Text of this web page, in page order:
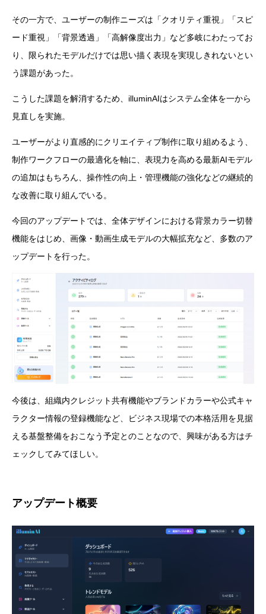
その一方で、ユーザーの制作ニーズは「クオリティ重視」「スピ
ード重視」「背景透過」「高解像度出力」など多岐にわたってお
り、限られたモデルだけでは思い描く表現を実現しきれないとい
う課題があった。
こうした課題を解消するため、illuminAIはシステム全体を一から
見直しを実施。
ユーザーがより直感的にクリエイティブ制作に取り組めるよう、
制作ワークフローの最適化を軸に、表現力を高める最新AIモデル
の追加はもちろん、操作性の向上・管理機能の強化などの継続的
な改善に取り組んでいる。
今回のアップデートでは、全体デザインにおける背景カラー切替
機能をはじめ、画像・動画生成モデルの大幅拡充など、多数のア
ップデートを行った。
今後は、組織内クレジット共有機能やブランドカラーや公式キャ
ラクター情報の登録機能など、ビジネス現場での本格活用を見据
える基盤整備をおこなう予定とのことなので、興味がある方はチ
ェックしてみてほしい。
アップデート概要